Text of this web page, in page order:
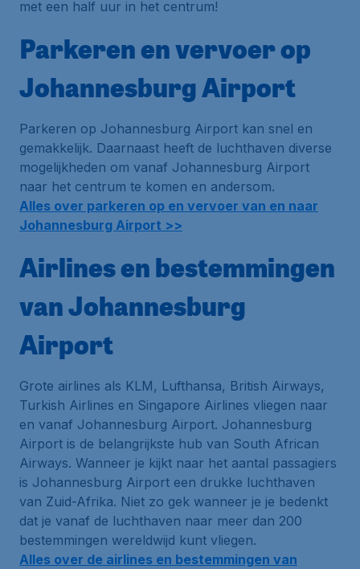
met een half uur in het centrum!
Parkeren en vervoer op
Johannesburg Airport
Parkeren op Johannesburg Airport kan snel en
gemakkelijk. Daarnaast heeft de luchthaven diverse
mogelijkheden om vanaf Johannesburg Airport
naar het centrum te komen en andersom.
Alles over parkeren op en vervoer van en naar
Johannesburg Airport >>
Airlines en bestemmingen
van Johannesburg
Airport
Grote airlines als KLM, Lufthansa, British Airways,
Turkish Airlines en Singapore Airlines vliegen naar
en vanaf Johannesburg Airport. Johannesburg
Airport is de belangrijkste hub van South African
Airways. Wanneer je kijkt naar het aantal passagiers
is Johannesburg Airport een drukke luchthaven
van Zuid-Afrika. Niet zo gek wanneer je je bedenkt
dat je vanaf de luchthaven naar meer dan 200
bestemmingen wereldwijd kunt vliegen.
Alles over de airlines en bestemmingen van